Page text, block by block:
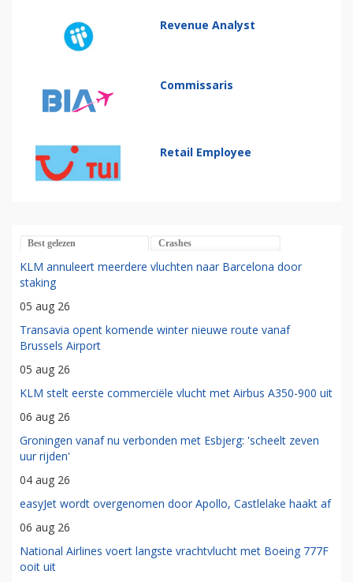
Revenue Analyst
Commissaris
Retail Employee
Best gelezen Crashes
KLM annuleert meerdere vluchten naar Barcelona door
staking
05 aug 26
Transavia opent komende winter nieuwe route vanaf
Brussels Airport
05 aug 26
KLM stelt eerste commerciële vlucht met Airbus A350-900 uit
06 aug 26
Groningen vanaf nu verbonden met Esbjerg: 'scheelt zeven
uur rijden'
04 aug 26
easyJet wordt overgenomen door Apollo, Castlelake haakt af
06 aug 26
National Airlines voert langste vrachtvlucht met Boeing 777F
ooit uit